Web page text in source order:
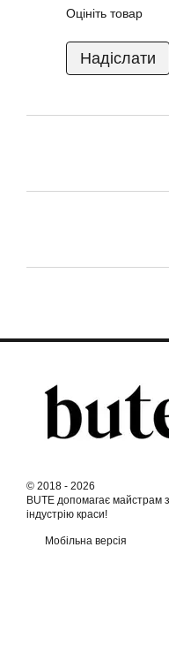
Оцініть товар
Надіслати
© 2018 - 2026
BUTE допомагає майстрам
індустрію краси!
Мобільна версія